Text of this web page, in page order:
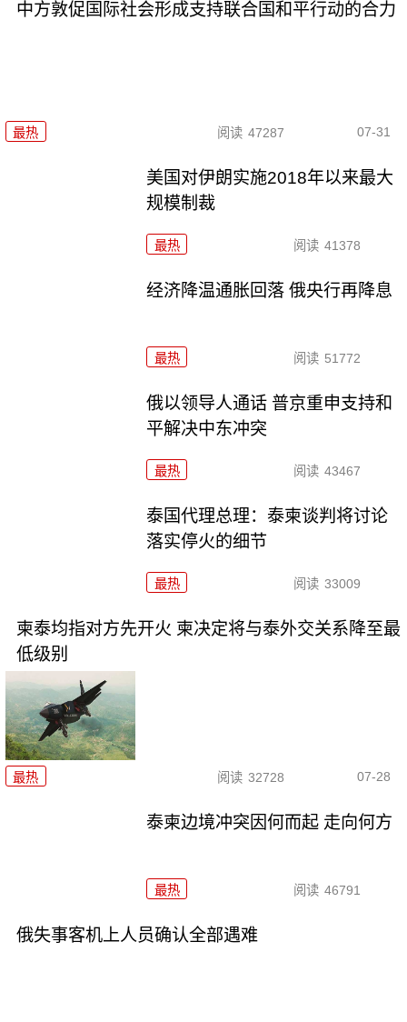
中方敦促国际社会形成支持联合国和平行动的合力
最热 阅读 47287 07-31
美国对伊朗实施2018年以来最大
规模制裁
最热 阅读 41378
经济降温通胀回落 俄央行再降息
最热 阅读 51772
俄以领导人通话 普京重申支持和
平解决中东冲突
最热 阅读 43467
泰国代理总理：泰柬谈判将讨论
落实停火的细节
最热 阅读 33009
柬泰均指对方先开火 柬决定将与泰外交关系降至最
低级别
最热 阅读 32728 07-28
泰柬边境冲突因何而起 走向何方
最热 阅读 46791
俄失事客机上人员确认全部遇难